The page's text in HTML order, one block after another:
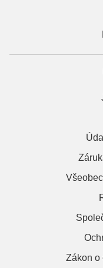
Zákon o